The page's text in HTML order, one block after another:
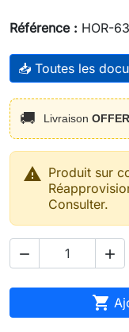
Référence : HOR-
📥 Toutes les
🚚 Livraison
 Produit sur
Consulter.
 
